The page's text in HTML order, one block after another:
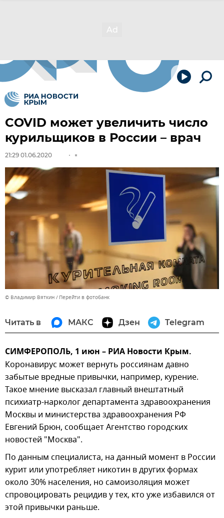
COVID может увеличить число
курильщиков в России – врач
21:29 01.06.2020
© Владимир Вяткин Перейти в фотобанк
Читать в МАКС Дзен Telegram
СИМФЕРОПОЛЬ, 1 июн – РИА Новости Крым.
Коронавирус может вернуть россиянам давно
забытые вредные привычки, например, курение.
Такое мнение высказал главный внештатный
психиатр-нарколог департамента здравоохранения
Москвы и министерства здравоохранения РФ
Евгений Брюн, сообщает Агентство городских
новостей "Москва".
По данным специалиста, на данный момент в России
курит или употребляет никотин в других формах
около 30% населения, но самоизоляция может
спровоцировать рецидив у тех, кто уже избавился от
этой привычки раньше.